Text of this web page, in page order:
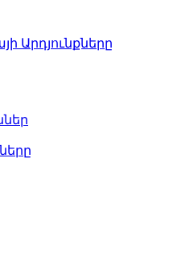
Արդյունքները